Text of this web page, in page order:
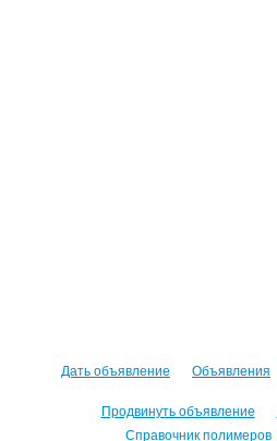
Дать объявление Объявления
Продвинуть объявление
Справочник полимеров